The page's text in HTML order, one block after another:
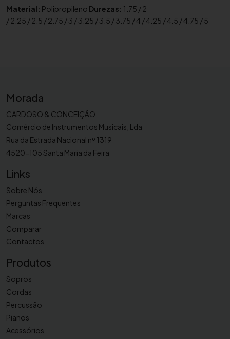
x
o
a
r
í
t
o
o
L
é
g
è
C
a
s
s
i
c
Material: Polipropileno Durezas: 1.75 / 2
/ 2.25 / 2.5 / 2.75 / 3 / 3.25 / 3.5 / 3.75 / 4 / 4.25 / 4.5 / 4.75 / 5
Morada
CARDOSO & CONCEIÇÃO
Comércio de Instrumentos Musicais, Lda
Rua da Estrada Nacional nº 1319
4520-105 Santa Maria da Feira
Links
Sobre Nós
Perguntas Frequentes
Marcas
Comparar
Contactos
Produtos
Sopros
Cordas
Percussão
Pianos
Acessórios